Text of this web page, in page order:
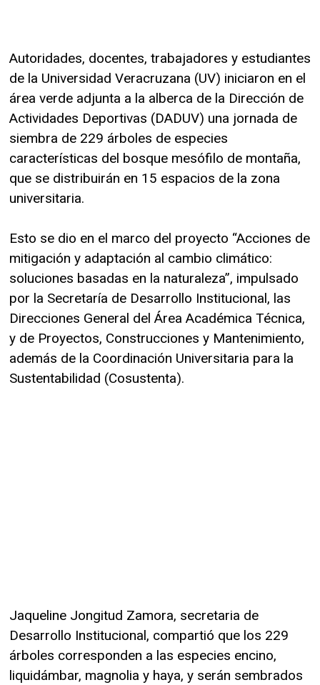
Autoridades, docentes, trabajadores y estudiantes
de la Universidad Veracruzana (UV) iniciaron en el
área verde adjunta a la alberca de la Dirección de
Actividades Deportivas (DADUV) una jornada de
siembra de 229 árboles de especies
características del bosque mesófilo de montaña,
que se distribuirán en 15 espacios de la zona
universitaria.
Esto se dio en el marco del proyecto “Acciones de
mitigación y adaptación al cambio climático:
soluciones basadas en la naturaleza”, impulsado
por la Secretaría de Desarrollo Institucional, las
Direcciones General del Área Académica Técnica,
y de Proyectos, Construcciones y Mantenimiento,
además de la Coordinación Universitaria para la
Sustentabilidad (Cosustenta).
Jaqueline Jongitud Zamora, secretaria de
Desarrollo Institucional, compartió que los 229
árboles corresponden a las especies encino,
liquidámbar, magnolia y haya, y serán sembrados